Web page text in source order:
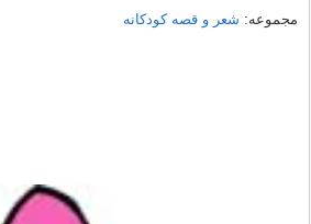
مجموعه: شعر و قصه کودکانه